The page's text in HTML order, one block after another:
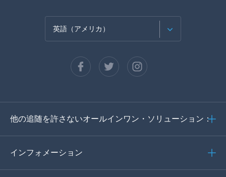
英語（アメリカ）
スペイン語
ドイツ語
イタリア語
他の追随を許さないオールインワン・ソリューション：
インフォメーション